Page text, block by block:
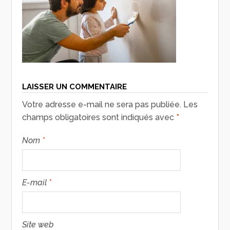
LAISSER UN COMMENTAIRE
Votre adresse e-mail ne sera pas publiée. Les
champs obligatoires sont indiqués avec *
Nom *
E-mail *
Site web